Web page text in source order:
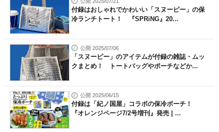
付録はおしゃれでかわいい「スヌーピー」の保
冷ランチトート！ 『SPRiNG』20...
公開 2025/07/06
「スヌーピー」のアイテムが付録の雑誌・ムッ
クまとめ！ トートバッグやポーチなどか...
公開 2025/06/15
付録は「紀ノ国屋」コラボの保冷ポーチ！
『オレンジページ7/2号増刊』発売 | ...